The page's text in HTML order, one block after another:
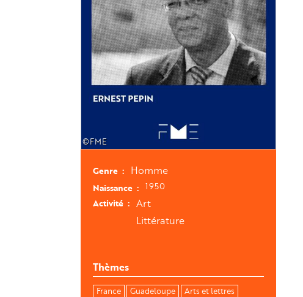
©FME
Genre Homme
Naissance 1950
Activité
Art
Littérature
Thèmes
France Guadeloupe
Arts et lettres